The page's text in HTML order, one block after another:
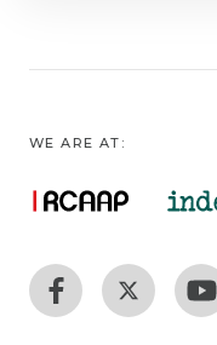
WE ARE AT: